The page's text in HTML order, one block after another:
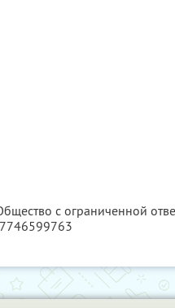
с ограниченной